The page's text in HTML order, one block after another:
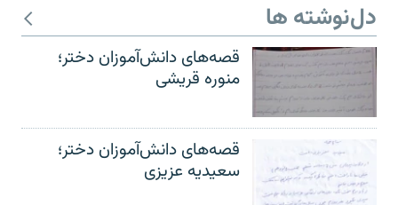
دل‌نوشته ها
قصه‌های دانش‌آموزان دختر؛
منوره قریشی
قصه‌های دانش‌آموزان دختر؛
سعیدیه عزیزی